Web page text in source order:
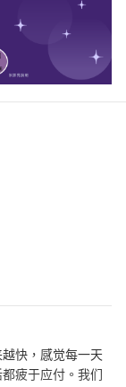
快，感觉每一天
疲于应付。我们